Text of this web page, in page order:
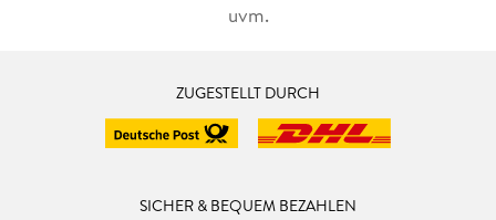
uvm.
ZUGESTELLT DURCH
SICHER & BEQUEM BEZAHLEN